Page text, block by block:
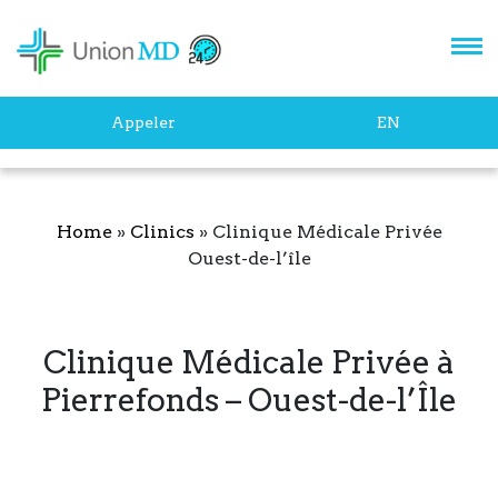
Appeler EN
Home» Clinics » Clinique Médicale Privée
Ouest-de-l’île
Clinique Médicale Privée à
Pierrefonds – Ouest-de-l’Île